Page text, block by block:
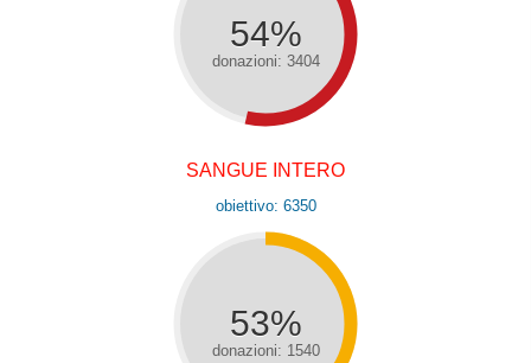
54%
donazioni: 3404
SANGUE INTERO
obiettivo: 6350
53%
donazioni: 1540